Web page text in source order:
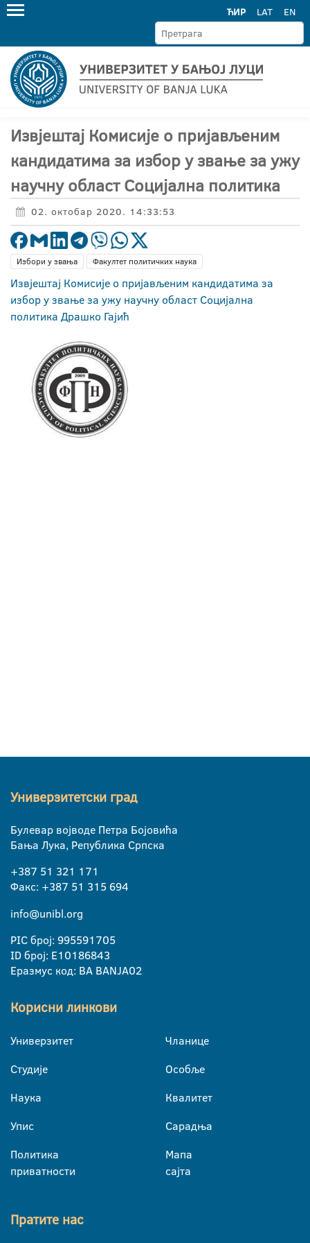
ЋИР LAT EN
Извјештај Комисије о пријављеним
кандидатима за избор у звање за ужу
научну област Социјална политика
02. октобар 2020. 14:33:53
Избори у звања Факултет политичких наука
Извјештај Комисије о пријављеним кандидатима за
избор у звање за ужу научну област Социјална
политика Драшко Гајић
Универзитетски град
Булевар војводе Петра Бојовића
Бања Лука, Република Српска
+387 51 321 171
Факс: +387 51 315 694
info@unibl.org
PIC број: 995591705
ID број: E10186843
Еразмус код: BA BANJA02
Корисни линкови
Универзитет
Студије
Наука
Упис
Политика
приватности
Чланице
Особље
Квалитет
Сарадња
Мапа
сајта
Пратите нас